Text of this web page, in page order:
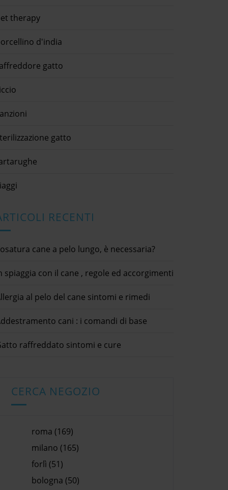
therapy
d'india
gatto
gatto
RECENTI
cane a pelo lungo, è necessaria?
spiaggia con il cane , regole ed accorgimenti
al pelo del cane sintomi e rimedi
cani : i comandi di base
raffreddato sintomi e cure
CERCA NEGOZIO
roma (169)
milano (165)
forlì (51)
bologna (50)